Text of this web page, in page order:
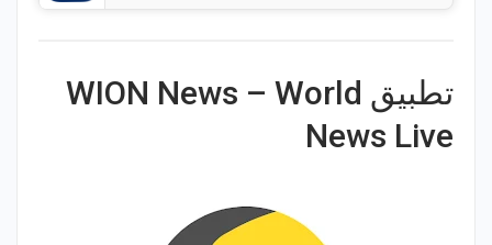
تطبيق WION News – World
News Live